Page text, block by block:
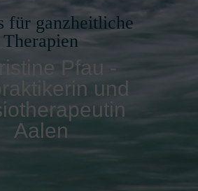
für ganzheitliche
Therapien
Pfau -
und
Aalen